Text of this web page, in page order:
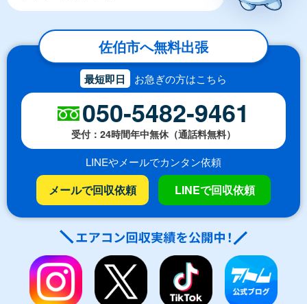
佐伯市へ無料出張
最短即日 お急ぎの方はこちら
050-5482-9461
受付：24時間年中無休（通話料無料）
LINEやメールでカンタン依頼
メールで回収依頼 LINEで回収依頼